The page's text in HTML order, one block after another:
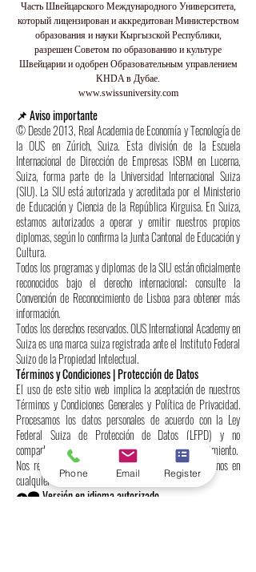
Часть Швейцарского Международного Университета,
который лицензирован и аккредитован Министерством
образования и науки Кыргызской Республики,
разрешен Советом по образованию и культуре
Швейцарии и одобрен Образовательным управлением
KHDA в Дубае.
www.swissuniversity.com
📌 Aviso importante
© Desde 2013, Real Academia de Economía y Tecnología de
la OUS en Zúrich, Suiza. Esta división de la Escuela
Internacional de Dirección de Empresas ISBM en Lucerna,
Suiza, forma parte de la Universidad Internacional Suiza
(SIU). La SIU está autorizada y acreditada por el Ministerio
de Educación y Ciencia de la República Kirguisa. En Suiza,
estamos autorizados a operar y emitir nuestros propios
diplomas, según lo confirma la Junta Cantonal de Educación y
Cultura.
Todos los programas y diplomas de la SIU están oficialmente
reconocidos bajo el derecho internacional; consulte la
Convención de Reconocimiento de Lisboa para obtener más
información.
Todos los derechos reservados. OUS International Academy en
Suiza es una marca suiza registrada ante el Instituto Federal
Suizo de la Propiedad Intelectual.
Términos y Condiciones | Protección de Datos
El uso de este sitio web implica la aceptación de nuestros
Términos y Condiciones Generales y Política de Privacidad.
Procesamos los datos personales de acuerdo con la Ley
Federal Suiza de Protección de Datos (LFPD) y no
compartimos información con terceros sin su consentimiento.
Nos reservamos el derecho de actualizar estos términos en
cualquier momento.
👁️‍🗨️ Versión en idioma autorizado
Phone Email Register